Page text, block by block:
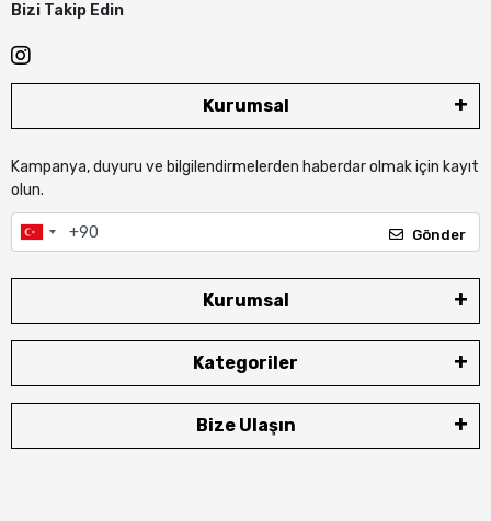
Bizi Takip Edin
Kurumsal
Kampanya, duyuru ve bilgilendirmelerden haberdar olmak için kayıt
olun.
Gönder
Kurumsal
Kategoriler
Bize Ulaşın